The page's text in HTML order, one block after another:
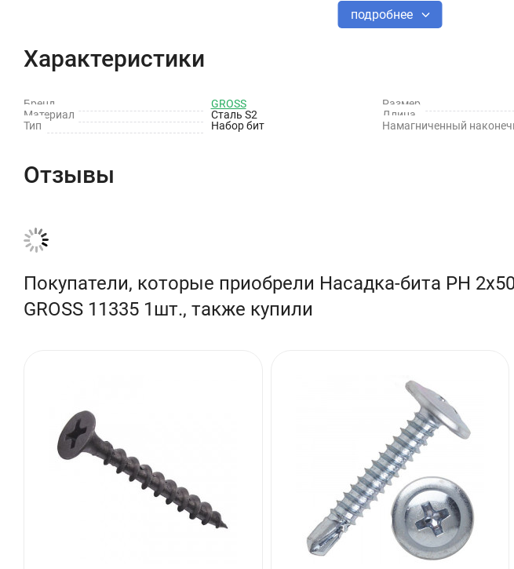
подробнее
Характеристики
Бренд GROSS Размер
Материал
Сталь S2 Длина
Тип
Набор бит Намагниченный
Отзывы
Покупатели, которые приобрели Насадка-бита PH
GROSS 11335 1шт., также купили